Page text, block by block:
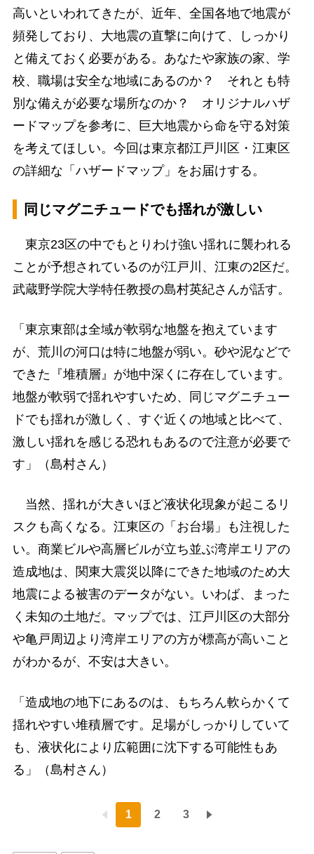
高いといわれてきたが、近年、全国各地で地震が
頻発しており、大地震の直撃に向けて、しっかり
と備えておく必要がある。あなたや家族の家、学
校、職場は安全な地域にあるのか？ それとも特
別な備えが必要な場所なのか？ オリジナルハザ
ードマップを参考に、巨大地震から命を守る対策
を考えてほしい。今回は東京都江戸川区・江東区
の詳細な「ハザードマップ」をお届けする。
同じマグニチュードでも揺れが激しい
東京23区の中でもとりわけ強い揺れに襲われる
ことが予想されているのが江戸川、江東の2区だ。
武蔵野学院大学特任教授の島村英紀さんが話す。
「東京東部は全域が軟弱な地盤を抱えています
が、荒川の河口は特に地盤が弱い。砂や泥などで
できた『堆積層』が地中深くに存在しています。
地盤が軟弱で揺れやすいため、同じマグニチュー
ドでも揺れが激しく、すぐ近くの地域と比べて、
激しい揺れを感じる恐れもあるので注意が必要で
す」（島村さん）
当然、揺れが大きいほど液状化現象が起こるリ
スクも高くなる。江東区の「お台場」も注視した
い。商業ビルや高層ビルが立ち並ぶ湾岸エリアの
造成地は、関東大震災以降にできた地域のため大
地震による被害のデータがない。いわば、まった
く未知の土地だ。マップでは、江戸川区の大部分
や亀戸周辺より湾岸エリアの方が標高が高いこと
がわかるが、不安は大きい。
「造成地の地下にあるのは、もちろん軟らかくて
揺れやすい堆積層です。足場がしっかりしていて
も、液状化により広範囲に沈下する可能性もあ
る」（島村さん）
1 2 3